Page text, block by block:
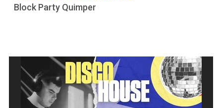
Block Party Quimper